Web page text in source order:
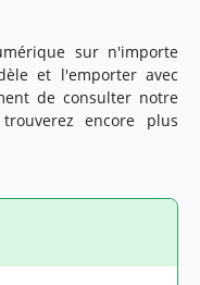
sur n'importe
et l'emporter avec
de consulter notre
encore plus